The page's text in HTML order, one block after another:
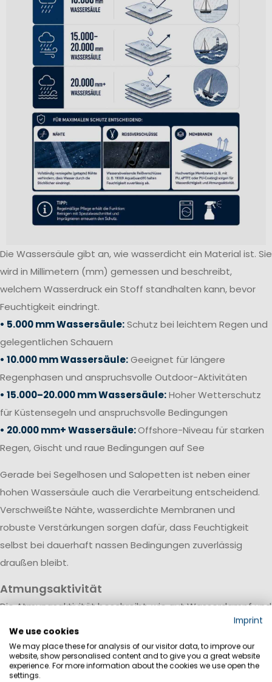
Die Wassersäule gibt an, wie wasserdicht ein Material ist. Sie
wird in Millimetern (mm) gemessen und beschreibt,
welchem Wasserdruck ein Stoff standhalten kann, bevor
Feuchtigkeit eindringt.
• 5.000 mm Wassersäule:Schutz bei leichtem Regen und
gelegentlichen Schauern
• 10.000 mm Wassersäule:Geeignet für längere
Regenphasen und anspruchsvolle Outdoor-Aktivitäten
• 15.000–20.000 mm Wassersäule:Hoher Wetterschutz
für Küstensegeln und anspruchsvolle Bedingungen
• 20.000 mm+ Wassersäule:Offshore-Niveau für starken
Regen, Gischt und raue Bedingungen auf See
Gerade bei Segelhosen und Salopetten ist neben einer
hohen Wassersäule auch die Verarbeitung entscheidend.
Verschweißte Nähte, wasserdichte Membranen und
robuste Verstärkungen sorgen dafür, dass Feuchtigkeit
selbst bei dauerhaft nassen Bedingungen zuverlässig
draußen bleibt.
Atmungsaktivität
Die Atmungsaktivität beschreibt, wie gut Wasserdampf und
transportiert werden. Sie wird meist in Gramm pro
Quadratmeter innerhalb von 24 Stunden (g/m²/24h)
angegeben.
Imprint
We use cookies
We may place these for analysis of our visitor data, to improve our
website, show personalised content and to give you a great website
experience. For more information about the cookies we use open the
settings.